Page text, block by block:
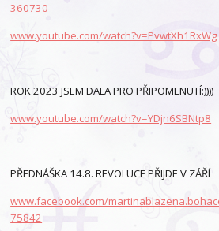
360730
www.youtube.com/watch?v=PvwtXh1RxWg
ROK 2023 JSEM DALA PRO PŘIPOMENUTÍ:))))
www.youtube.com/watch?v=YDjn6SBNtp8
PŘEDNÁŠKA 14.8. REVOLUCE PŘIJDE V ZÁŘÍ
www.facebook.com/
75842